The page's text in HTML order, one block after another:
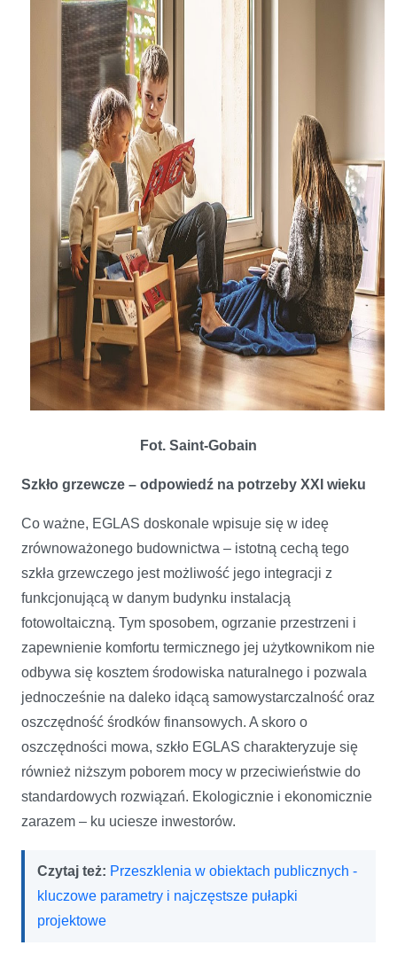
Fot. Saint-Gobain
Szkło grzewcze – odpowiedź na potrzeby XXI wieku
Co ważne, EGLAS doskonale wpisuje się w ideę
zrównoważonego budownictwa – istotną cechą tego
szkła grzewczego jest możliwość jego integracji z
funkcjonującą w danym budynku instalacją
fotowoltaiczną. Tym sposobem, ogrzanie przestrzeni i
zapewnienie komfortu termicznego jej użytkownikom nie
odbywa się kosztem środowiska naturalnego i pozwala
jednocześnie na daleko idącą samowystarczalność oraz
oszczędność środków finansowych. A skoro o
oszczędności mowa, szkło EGLAS charakteryzuje się
również niższym poborem mocy w przeciwieństwie do
standardowych rozwiązań. Ekologicznie i ekonomicznie
zarazem – ku uciesze inwestorów.
Czytaj też: Przeszklenia w obiektach publicznych -
kluczowe parametry i najczęstsze pułapki
projektowe